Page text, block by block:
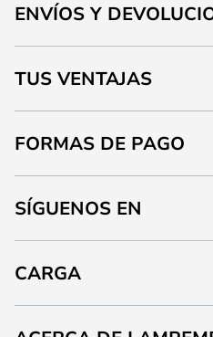
ENVÍOS Y
TUS VENTAJAS
FORMAS DE PAGO
SÍGUENOS EN
CARGA